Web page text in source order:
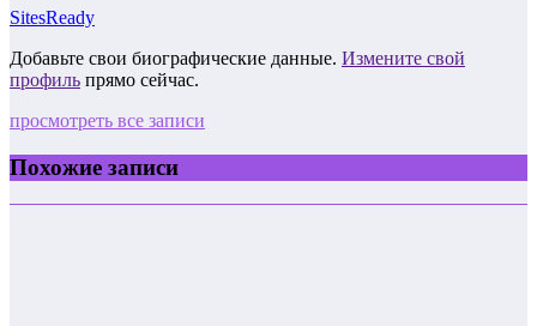
SitesReady
Добавьте свои биографические данные. Измените свой
профиль прямо сейчас.
просмотреть все записи
Похожие записи